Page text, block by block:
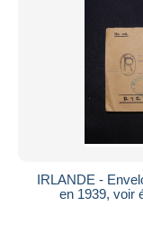
IRLANDE -
en 1939, voir